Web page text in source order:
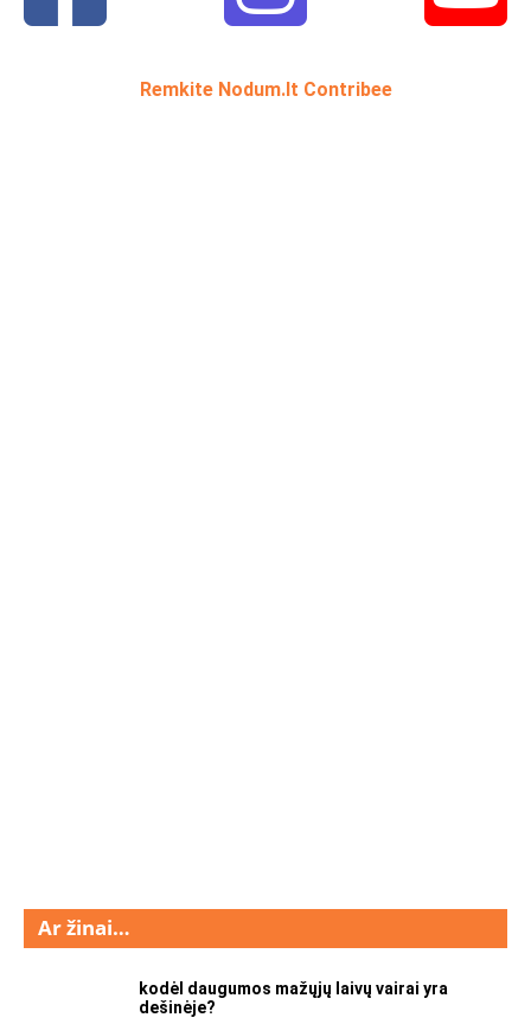
Remkite Nodum.lt Contribee
Ar žinai…
kodėl daugumos mažųjų laivų vairai yra
dešinėje?